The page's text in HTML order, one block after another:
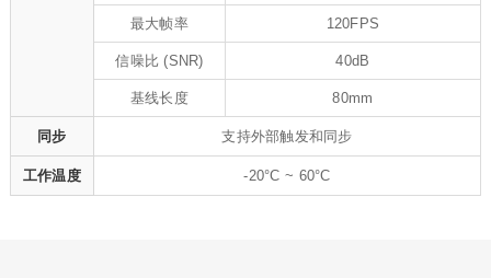
最大帧率 120FPS
信噪比 (SNR) 40dB
基线长度 80mm
同步 支持外部触发和同步
工作温度 -20°C ~ 60°C